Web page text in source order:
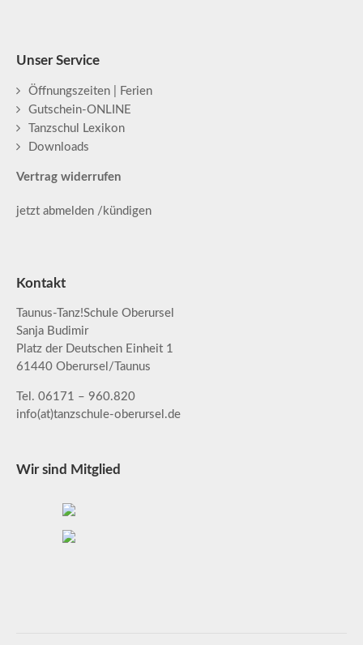
Unser Service
Öffnungszeiten | Ferien
Gutschein-ONLINE
Tanzschul Lexikon
Downloads
Vertrag widerrufen
jetzt abmelden /kündigen
Kontakt
Taunus-Tanz!Schule Oberursel
Sanja Budimir
Platz der Deutschen Einheit 1
61440 Oberursel/Taunus
Tel. 06171 – 960.820
info(at)tanzschule-oberursel.de
Wir sind Mitglied